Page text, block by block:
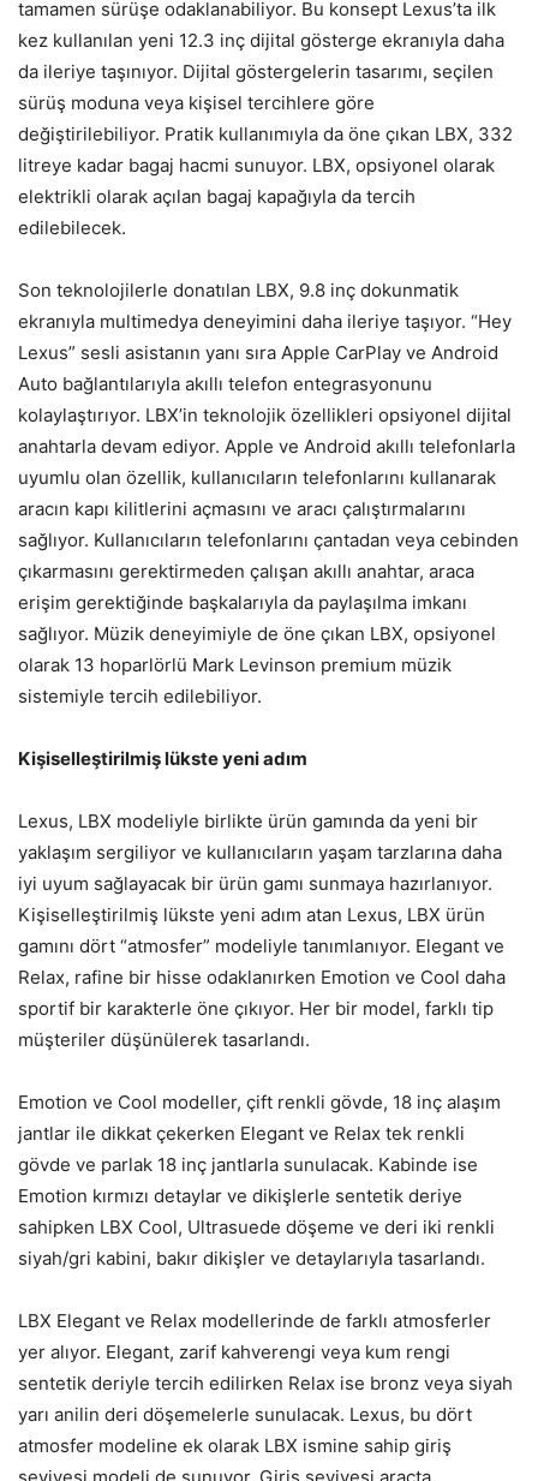
tamamen sürüşe odaklanabiliyor. Bu konsept Lexus’ta ilk
kez kullanılan yeni 12.3 inç dijital gösterge ekranıyla daha
da ileriye taşınıyor. Dijital göstergelerin tasarımı, seçilen
sürüş moduna veya kişisel tercihlere göre
değiştirilebiliyor. Pratik kullanımıyla da öne çıkan LBX, 332
litreye kadar bagaj hacmi sunuyor. LBX, opsiyonel olarak
elektrikli olarak açılan bagaj kapağıyla da tercih
edilebilecek.
Son teknolojilerle donatılan LBX, 9.8 inç dokunmatik
ekranıyla multimedya deneyimini daha ileriye taşıyor. “Hey
Lexus” sesli asistanın yanı sıra Apple CarPlay ve Android
Auto bağlantılarıyla akıllı telefon entegrasyonunu
kolaylaştırıyor. LBX’in teknolojik özellikleri opsiyonel dijital
anahtarla devam ediyor. Apple ve Android akıllı telefonlarla
uyumlu olan özellik, kullanıcıların telefonlarını kullanarak
aracın kapı kilitlerini açmasını ve aracı çalıştırmalarını
sağlıyor. Kullanıcıların telefonlarını çantadan veya cebinden
çıkarmasını gerektirmeden çalışan akıllı anahtar, araca
erişim gerektiğinde başkalarıyla da paylaşılma imkanı
sağlıyor. Müzik deneyimiyle de öne çıkan LBX, opsiyonel
olarak 13 hoparlörlü Mark Levinson premium müzik
sistemiyle tercih edilebiliyor.
Kişiselleştirilmiş lükste yeni adım
Lexus, LBX modeliyle birlikte ürün gamında da yeni bir
yaklaşım sergiliyor ve kullanıcıların yaşam tarzlarına daha
iyi uyum sağlayacak bir ürün gamı sunmaya hazırlanıyor.
Kişiselleştirilmiş lükste yeni adım atan Lexus, LBX ürün
gamını dört “atmosfer” modeliyle tanımlanıyor. Elegant ve
Relax, rafine bir hisse odaklanırken Emotion ve Cool daha
sportif bir karakterle öne çıkıyor. Her bir model, farklı tip
müşteriler düşünülerek tasarlandı.
Emotion ve Cool modeller, çift renkli gövde, 18 inç alaşım
jantlar ile dikkat çekerken Elegant ve Relax tek renkli
gövde ve parlak 18 inç jantlarla sunulacak. Kabinde ise
Emotion kırmızı detaylar ve dikişlerle sentetik deriye
sahipken LBX Cool, Ultrasuede döşeme ve deri iki renkli
siyah/gri kabini, bakır dikişler ve detaylarıyla tasarlandı.
LBX Elegant ve Relax modellerinde de farklı atmosferler
yer alıyor. Elegant, zarif kahverengi veya kum rengi
sentetik deriyle tercih edilirken Relax ise bronz veya siyah
yarı anilin deri döşemelerle sunulacak. Lexus, bu dört
atmosfer modeline ek olarak LBX ismine sahip giriş